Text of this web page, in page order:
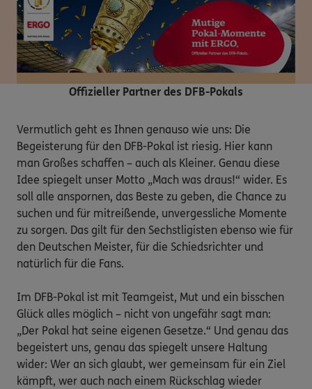
Offizieller Partner des DFB-Pokals
Vermutlich geht es Ihnen genauso wie uns: Die
Begeisterung für den DFB-Pokal ist riesig. Hier kann
man Großes schaffen – auch als Kleiner. Genau diese
Idee spiegelt unser Motto „Mach was draus!“ wider. Es
soll alle anspornen, das Beste zu geben, die Chance zu
suchen und für mitreißende, unvergessliche Momente
zu sorgen. Das gilt für den Sechstligisten ebenso wie für
den Deutschen Meister, für die Schiedsrichter und
natürlich für die Fans.
Im DFB-Pokal ist mit Teamgeist, Mut und ein bisschen
Glück alles möglich – nicht von ungefähr sagt man:
„Der Pokal hat seine eigenen Gesetze.“ Und genau das
begeistert uns, genau das spiegelt unsere Haltung
wider: Wer an sich glaubt, wer gemeinsam für ein Ziel
kämpft, wer auch nach einem Rückschlag wieder